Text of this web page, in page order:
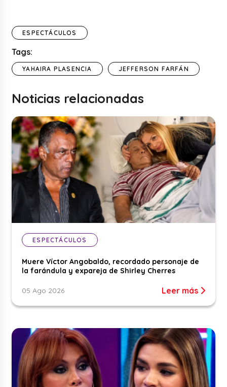
ESPECTÁCULOS
Tags:
YAHAIRA PLASENCIA JEFFERSON FARFÁN
Noticias relacionadas
ESPECTÁCULOS
Muere Víctor Angobaldo, recordado personaje de
la farándula y expareja de Shirley Cherres
05 Ago 2026 Leer más